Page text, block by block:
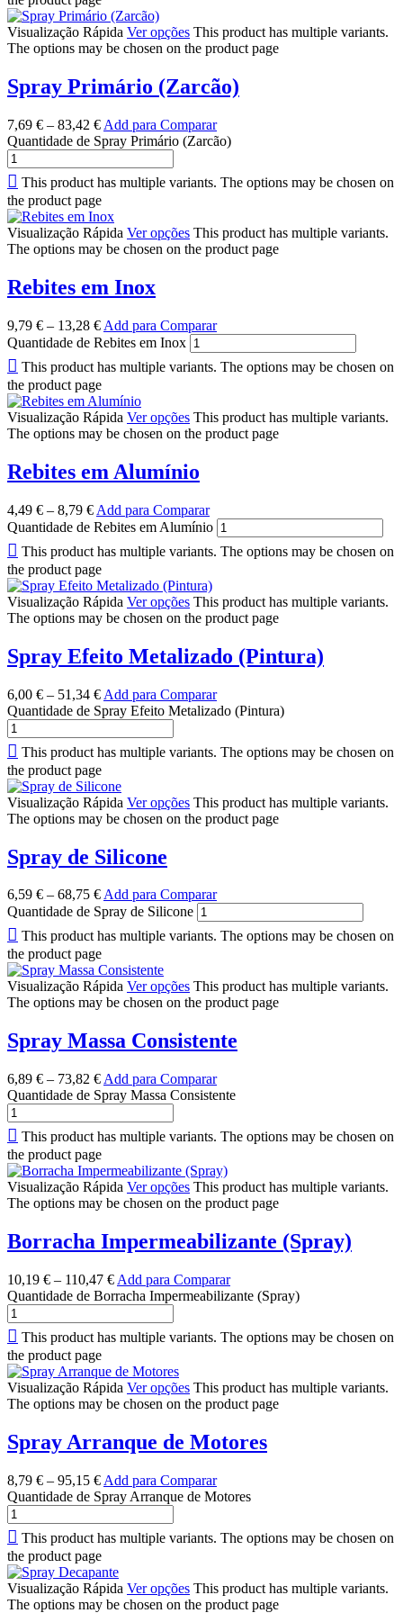
Visualização Rápida Ver opções This product has multiple variants.
The options may be chosen on the product page
Spray Primário (Zarcão)
7,69 € – 83,42 € Add para Comparar
Quantidade de Spray Primário (Zarcão)
This product has multiple variants. The options may be chosen on
the product page
Visualização Rápida Ver opções This product has multiple variants.
The options may be chosen on the product page
Rebites em Inox
9,79 € – 13,28 € Add para Comparar
Quantidade de Rebites em Inox
This product has multiple variants. The options may be chosen on
the product page
Visualização Rápida Ver opções This product has multiple variants.
The options may be chosen on the product page
Rebites em Alumínio
4,49 € – 8,79 € Add para Comparar
Quantidade de Rebites em Alumínio
This product has multiple variants. The options may be chosen on
the product page
Visualização Rápida Ver opções This product has multiple variants.
The options may be chosen on the product page
Spray Efeito Metalizado (Pintura)
6,00 € – 51,34 € Add para Comparar
Quantidade de Spray Efeito Metalizado (Pintura)
This product has multiple variants. The options may be chosen on
the product page
Visualização Rápida Ver opções This product has multiple variants.
The options may be chosen on the product page
Spray de Silicone
6,59 € – 68,75 €Add para Comparar
Quantidade de Spray de Silicone
This product has multiple variants. The options may be chosen on
the product page
Visualização Rápida Ver opções This product has multiple variants.
The options may be chosen on the product page
Spray Massa Consistente
6,89 € – 73,82 € Add para Comparar
Quantidade de Spray Massa Consistente
This product has multiple variants. The options may be chosen on
the product page
Visualização Rápida Ver opções This product has multiple variants.
The options may be chosen on the product page
Borracha Impermeabilizante (Spray)
10,19 € – 110,47 € Add para Comparar
Quantidade de Borracha Impermeabilizante (Spray)
This product has multiple variants. The options may be chosen on
the product page
Visualização Rápida Ver opções This product has multiple variants.
The options may be chosen on the product page
Spray Arranque de Motores
8,79 € – 95,15 € Add para Comparar
Quantidade de Spray Arranque de Motores
This product has multiple variants. The options may be chosen on
the product page
Visualização Rápida Ver opções This product has multiple variants.
The options may be chosen on the product page